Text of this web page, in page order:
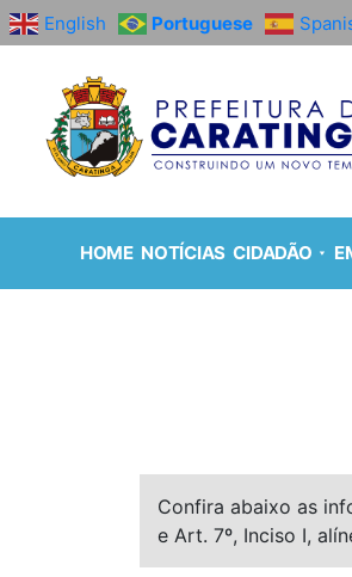
English Portuguese
HOME NOTÍCIAS CIDADÃO
Confira abaixo as
e Art. 7º, Inciso I,